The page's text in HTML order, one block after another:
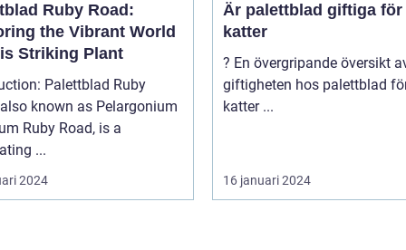
Ruby Road:
the Vibrant World
Striking Plant
Palettblad Ruby
known as Pelargonium
Ruby Road, is a
...
2024
Är palettblad giftiga för
katter
? En övergripande översikt av
giftigheten hos palettblad
katter ...
16 januari 2024